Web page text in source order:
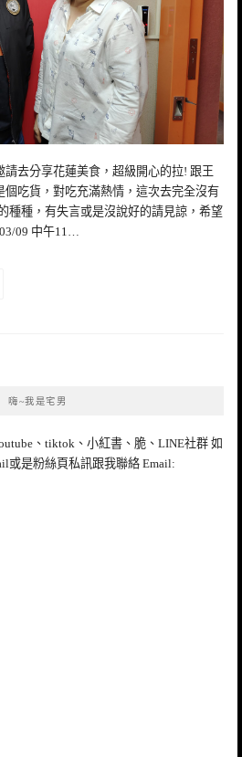
去分享花蓮美食，超級開心的拉! 跟王
吃貨，對吃充滿熱情，這次去完全沒有
種種，有失言或是沒說好的請見諒，希望
09 中午11…
嗨~我是宅男
、tiktok、小紅書、脆、LINE社群 如
或是粉絲頁私訊跟我聯絡 Email: